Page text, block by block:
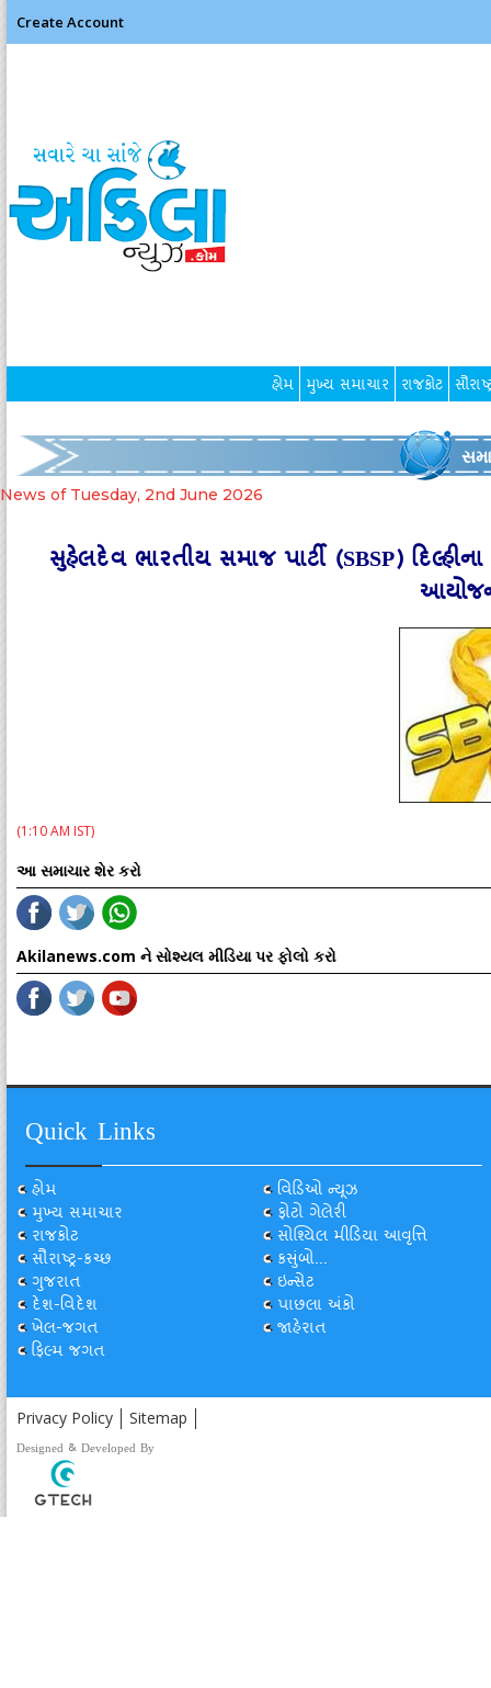
Create Account
હોમ મુખ્ય સમાચાર રાજકોટ
News of Tuesday, 2nd June 2026
સુહેલદેવ ભારતીય સમાજ પાર્ટી (SBSP)
(1:10 AM IST)
આ સમાચાર શેર કરો
Akilanews.com ને સોશ્યલ મીડિયા પર ફોલો કરો
Quick Links
હોમ
મુખ્ય સમાચાર
રાજકોટ
સૌરાષ્ટ્ર-કચ્છ
ગુજરાત
દેશ-વિદેશ
ખેલ-જગત
ફિલ્મ જગત
વિડિઓ ન્યૂઝ
ફોટો ગેલેરી
સોશ્યિલ મીડિયા આવૃત્તિ
કસુંબો...
ઇન્સેટ
પાછલા અંકો
જાહેરાત
Privacy Policy Sitemap
Designed & Developed By